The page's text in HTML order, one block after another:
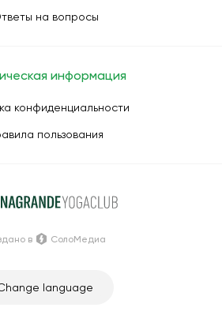
на вопросы
информация
конфиденциальности
пользования
language
в СолоМедиа